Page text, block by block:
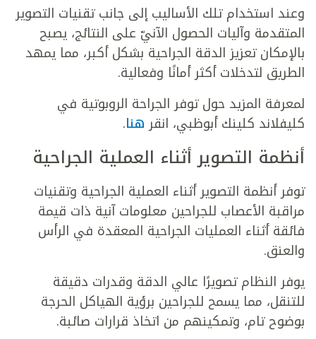
وعند استخدام تلك الأساليب إلى جانب تقنيات التصوير
المتقدمة وآليات الحصول الآنيّ على النتائج، يصبح
بالإمكان تعزيز الدقة الجراحية بشكل أكبر، مما يمهد
الطريق لتدخلات أكثر أمانًا وفعالية.
لمعرفة المزيد حول توفر الجراحة الروبوتية في
كليفلاند كلينك أبوظبي، انقر هنا.
أنظمة التصوير أثناء العملية الجراحية
توفر أنظمة التصوير أثناء العملية الجراحية وتقنيات
مراقبة الأعصاب للجراحين معلومات آنية ذات قيمة
فائقة أثناء العمليات الجراحية المعقدة في الرأس
والعنق.
يوفر النظام تصويرًا عالي الدقة وقدرات دقيقة
للتنقل، مما يسمح للجراحين برؤية الهياكل الحرجة
بوضوح تام، وتمكينهم من اتخاذ قرارات صائبة.